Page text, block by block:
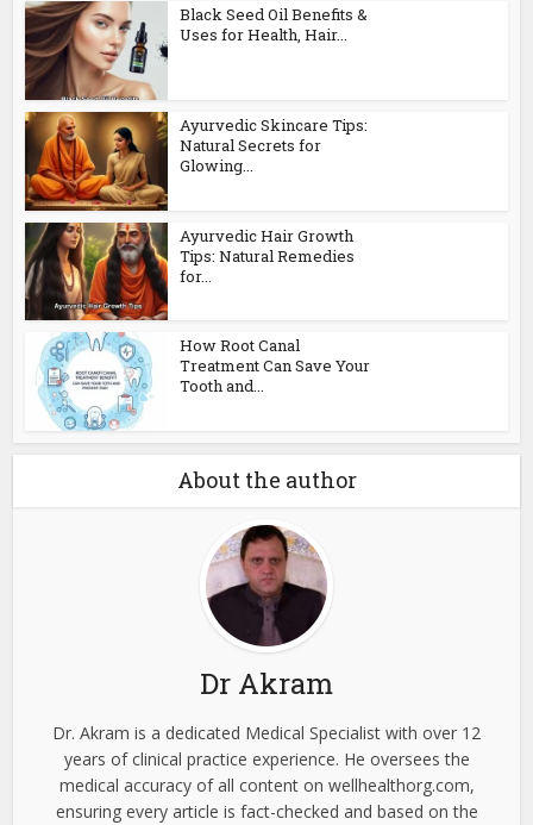
Black Seed Oil Benefits &
Uses for Health, Hair...
Ayurvedic Skincare Tips:
Natural Secrets for
Glowing...
Ayurvedic Hair Growth
Tips: Natural Remedies
for...
How Root Canal
Treatment Can Save Your
Tooth and...
About the author
Dr Akram
Dr. Akram is a dedicated Medical Specialist with over 12
years of clinical practice experience. He oversees the
medical accuracy of all content on wellhealthorg.com,
ensuring every article is fact-checked and based on the